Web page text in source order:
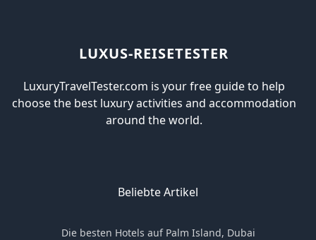
LUXUS-REISETESTER
LuxuryTravelTester.com is your free guide to help
choose the best luxury activities and accommodation
around the world.
Beliebte Artikel
Die besten Hotels auf Palm Island, Dubai